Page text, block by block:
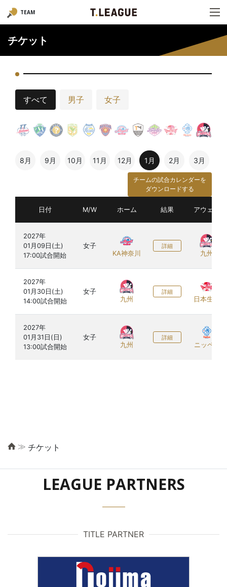
TEAM
チケット
すべて 男子 女子
8月 9月 10月 11月 12月 1月 2月 3月
チームの試合カレンダーを
ダウンロードする
日付 M/W ホーム 結果 アウェイ
2027年
01月09日(土)
女子
KA神奈川
詳細
九州
2027年
01月30日(土)
女子
九州
詳細
日本生命
2027年
01月31日(日)
女子
九州
詳細
ニッペM
≫ チケット
LEAGUE PARTNERS
TITLE PARTNER